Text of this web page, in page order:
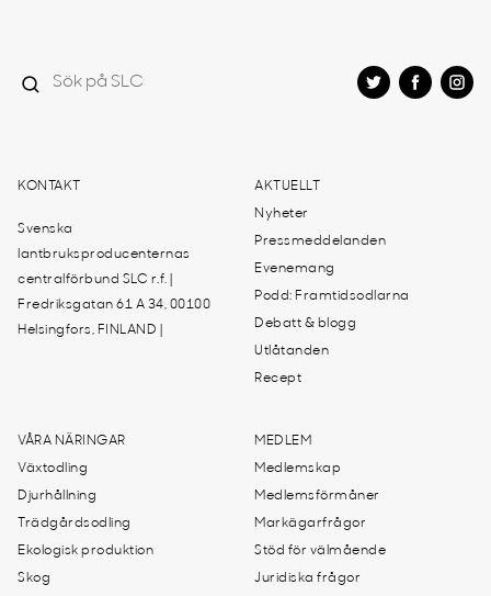
KONTAKT
Svenska
lantbruksproducenternas
centralförbund SLC r.f. |
Fredriksgatan 61 A 34, 00100
Helsingfors, FINLAND |
AKTUELLT
Nyheter
Pressmeddelanden
Evenemang
Podd: Framtidsodlarna
Debatt & blogg
Utlåtanden
Recept
VÅRA NÄRINGAR
Växtodling
Djurhållning
Trädgårdsodling
Ekologisk produktion
Skog
MEDLEM
Medlemskap
Medlemsförmåner
Markägarfrågor
Stöd för välmående
Juridiska frågor